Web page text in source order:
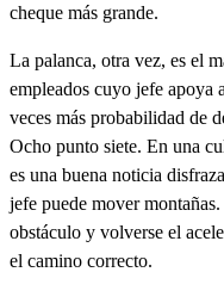
cheque más grande.
La palanca, otra vez, es el
empleados cuyo jefe apoya
veces más probabilidad de
Ocho punto siete. En una
es una buena noticia
jefe puede mover
obstáculo y volverse el
el camino correcto.